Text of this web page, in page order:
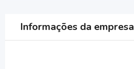
Informações da empresa